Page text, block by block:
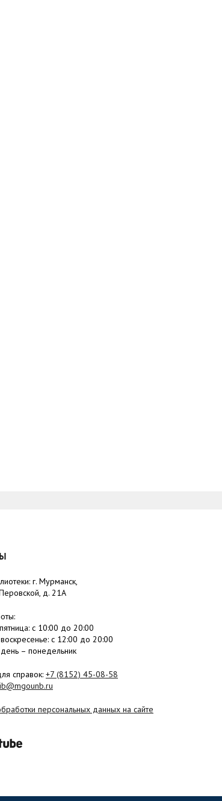
г. Мурманск,
д. 21А
пятница: с 10:00 до 20:00
оскресенье: c 12:00 до 20:00
– понедельник
справок: +7 (8152) 45-08-58
персональных данных на сайте